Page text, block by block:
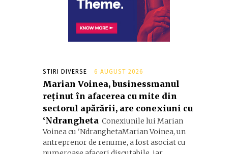
STIRI DIVERSE 6 AUGUST 2026
Marian Voinea, businessmanul
reținut în afacerea cu mite din
sectorul apărării, are conexiuni cu
‘Ndrangheta Conexiunile lui Marian
Voinea cu 'NdranghetaMarian Voinea, un
antreprenor de renume, a fost asociat cu